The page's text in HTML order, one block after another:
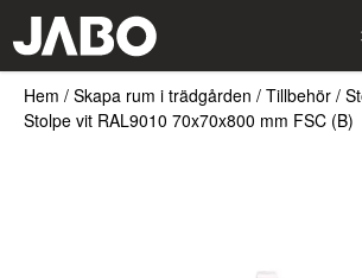
Hem / Skapa rum i trädgården / Tillbehör /
Stolpe vit RAL9010 70x70x800 mm FSC (B)